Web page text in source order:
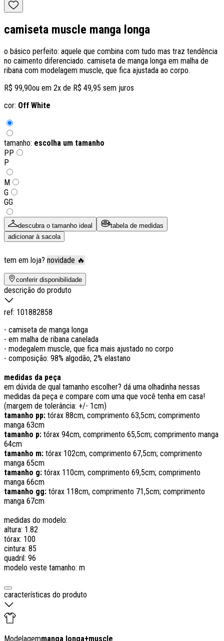
camiseta muscle manga longa
o básico perfeito: aquele que combina com tudo mas traz tendência
no caimento diferenciado. camiseta de manga longa em malha de
ribana com modelagem muscle, que fica ajustada ao corpo.
R$ 99,90ou em 2x de R$ 49,95 sem juros
cor: Off White
tamanho: escolha um tamanho
PP
P
M
G
GG
descubra o tamanho ideal
tabela de medidas
adicionar à sacola
tem em loja? novidade 🔥
conferir disponibilidade
descrição do produto
ref: 101882858
- camiseta de manga longa
- em malha de ribana canelada
- modegalem muscle, que fica mais ajustado no corpo
- composição: 98% algodão, 2% elastano
medidas da peça
em dúvida de qual tamanho escolher? dá uma olhadinha nessas
medidas da peça e compare com uma que você tenha em casa!
(margem de tolerância: +/- 1cm)
tamanho pp: tórax 88cm, comprimento 63,5cm; comprimento
manga 63cm
tamanho p: tórax 94cm, comprimento 65,5cm; comprimento manga
64cm
tamanho m: tórax 102cm, comprimento 67,5cm; comprimento
manga 65cm
tamanho g: tórax 110cm, comprimento 69,5cm; comprimento
manga 66cm
tamanho gg: tórax 118cm, comprimento 71,5cm; comprimento
manga 67cm
medidas do modelo:
altura: 1.82
tórax: 100
cintura: 85
quadril: 96
modelo veste tamanho: m
características do produto
Modelagemmanga longa+muscle